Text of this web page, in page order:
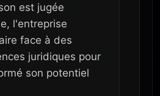
est jugée
l'entreprise
face à des
juridiques pour
son potentiel